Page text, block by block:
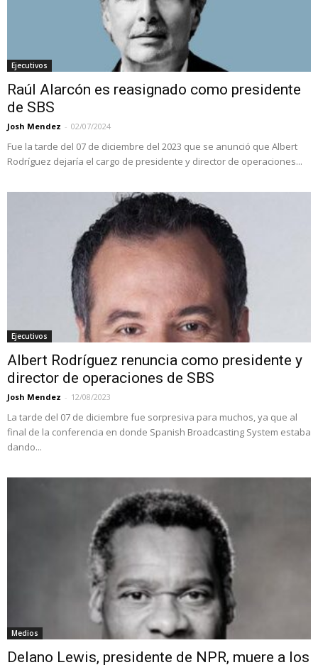
Ejecutivos
Raúl Alarcón es reasignado como presidente
de SBS
Josh Mendez - 02/07/2024
Fue la tarde del 07 de diciembre del 2023 que se anunció que Albert
Rodríguez dejaría el cargo de presidente y director de operaciones...
Ejecutivos
Albert Rodríguez renuncia como presidente y
director de operaciones de SBS
Josh Mendez - 12/08/2023
La tarde del 07 de diciembre fue sorpresiva para muchos, ya que al
final de la conferencia en donde Spanish Broadcasting System estaba
dando...
Medios
Delano Lewis, presidente de NPR, muere a los